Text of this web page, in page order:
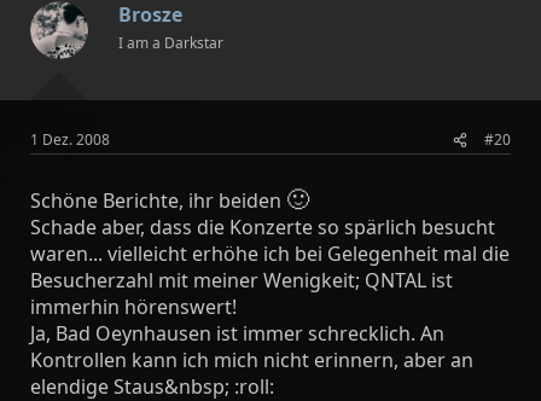
Brosze
I am a Darkstar
1 Dez. 2008 #20
Schöne Berichte, ihr beiden 🙂
Schade aber, dass die Konzerte so spärlich besucht
waren... vielleicht erhöhe ich bei Gelegenheit mal die
Besucherzahl mit meiner Wenigkeit; QNTAL ist
immerhin hörenswert!
Ja, Bad Oeynhausen ist immer schrecklich. An
Kontrollen kann ich mich nicht erinnern, aber an
elendige Staus&nbsp; :roll: